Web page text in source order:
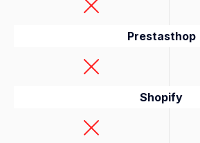
Prestasthop
Shopify